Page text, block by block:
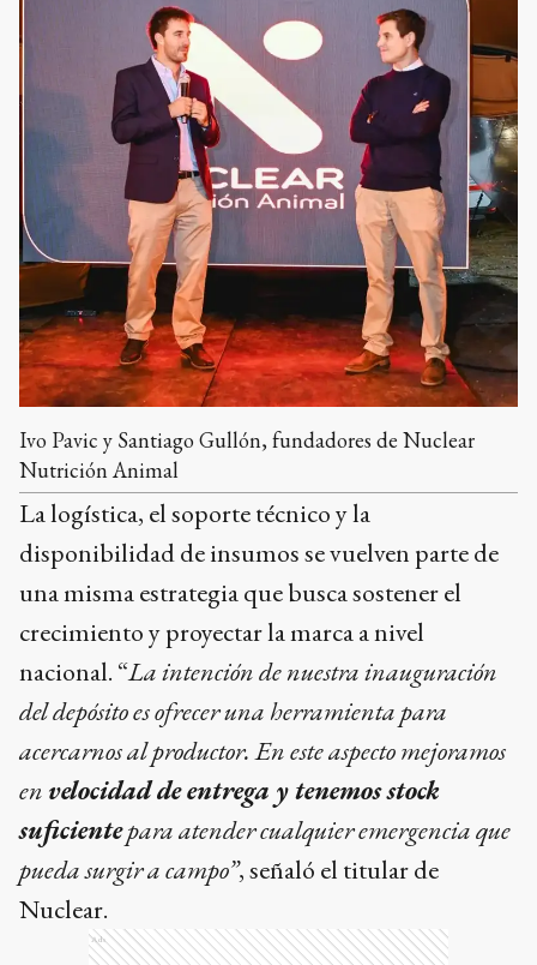
Ivo Pavic y Santiago Gullón, fundadores de Nuclear
Nutrición Animal
La logística, el soporte técnico y la
disponibilidad de insumos se vuelven parte de
una misma estrategia que busca sostener el
crecimiento y proyectar la marca a nivel
nacional. “La intención de nuestra inauguración
del depósito es ofrecer una herramienta para
acercarnos al productor. En este aspecto mejoramos
en velocidad de entrega y tenemos stock
suficientepara atender cualquier emergencia que
pueda surgir a campo”, señaló el titular de
Nuclear.
Ads